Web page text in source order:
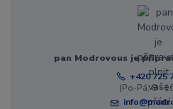
pan Modrovous je
+420 725
(Po-Pá, 8 -